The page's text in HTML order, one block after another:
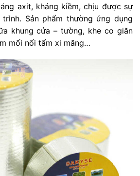
axit, kháng kiềm, chịu được sự
Sản phẩm thường ứng dụng
khung cửa – tường, khe co giãn
mối nối tấm xi măng…